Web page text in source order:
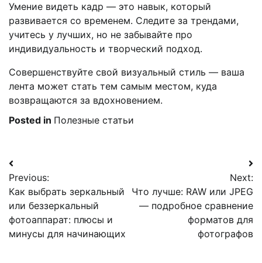
Умение видеть кадр — это навык, который
развивается со временем. Следите за трендами,
учитесь у лучших, но не забывайте про
индивидуальность и творческий подход.
Совершенствуйте свой визуальный стиль — ваша
лента может стать тем самым местом, куда
возвращаются за вдохновением.
Posted in Полезные статьи
Навигация
по
записям
Previous:
Как выбрать зеркальный
или беззеркальный
фотоаппарат: плюсы и
минусы для начинающих
Next:
Что лучше: RAW или JPEG
— подробное сравнение
форматов для
фотографов